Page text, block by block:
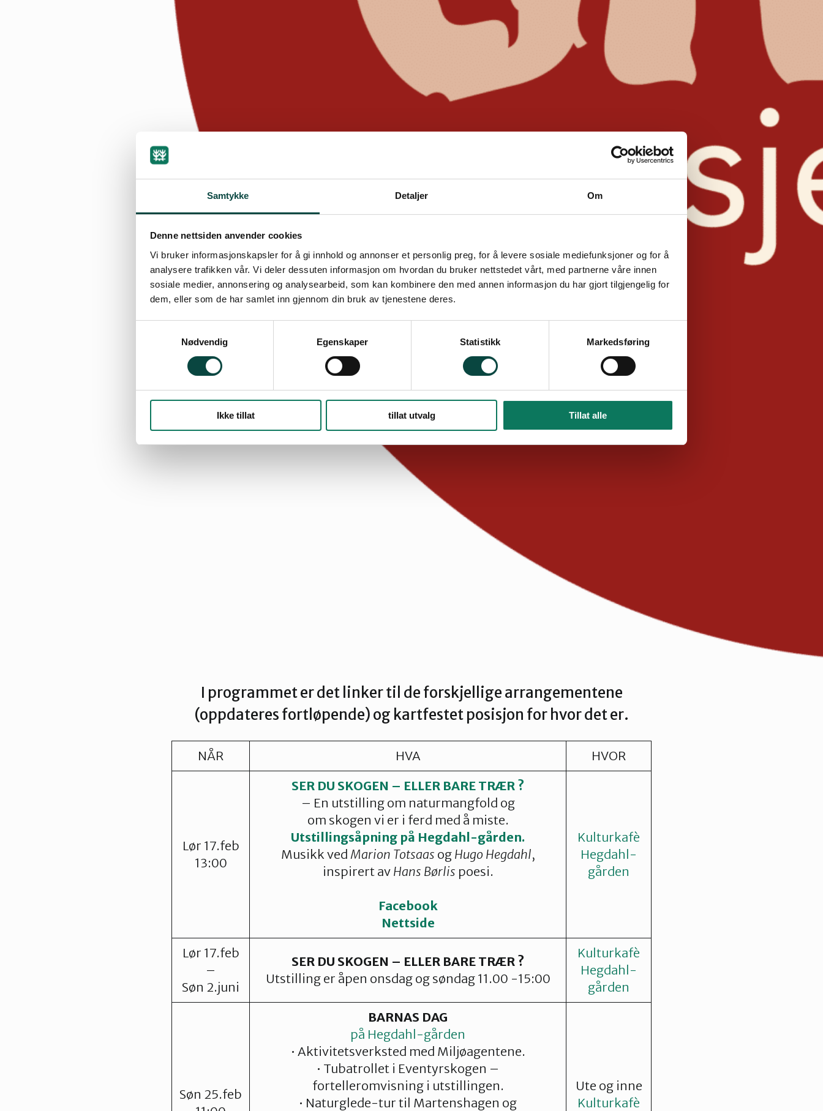
Samtykke Detaljer Om
Denne nettsiden anvender cookies
Vi bruker informasjonskapsler for å gi innhold og annonser et personlig preg, for å levere sosiale mediefunksjoner og for å
analysere trafikken vår. Vi deler dessuten informasjon om hvordan du bruker nettstedet vårt, med partnerne våre innen
sosiale medier, annonsering og analysearbeid, som kan kombinere den med annen informasjon du har gjort tilgjengelig for
dem, eller som de har samlet inn gjennom din bruk av tjenestene deres.
Nødvendig
Egenskaper Statistikk Markedsføring
Ikke tillat tillat utvalg Tillat alle
I programmet er det linker til de forskjellige arrangementene
(oppdateres fortløpende) og kartfestet posisjon for hvor det er.
NÅR HVA HVOR
Lør 17.feb
13:00
SER DU SKOGEN – ELLER BARE TRÆR ?
– En utstilling om naturmangfold og
om skogen vi er i ferd med å miste.
Utstillingsåpning på Hegdahl-gården.
Musikk ved Marion Totsaas og Hugo Hegdahl,
inspirert av Hans Børlis poesi.
Facebook
Nettside
Kulturkafè
Hegdahl-
gården
Lør 17.feb
–
Søn 2.juni
SER DU SKOGEN – ELLER BARE TRÆR ?
Utstilling er åpen onsdag og søndag 11.00 -15:00
Kulturkafè
Hegdahl-
gården
Søn 25.feb
BARNAS DAG
på Hegdahl-gården
• Aktivitetsverksted med Miljøagentene.
• Tubatrollet i Eventyrskogen –
fortelleromvisning i utstillingen.
• Naturglede-tur til Martenshagen og
Ute og inne
Kulturkafè